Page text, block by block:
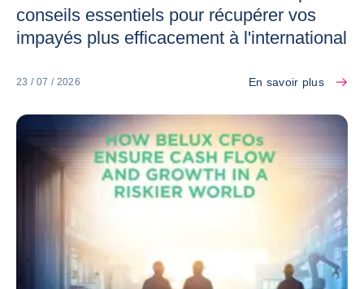
conseils essentiels pour récupérer vos
impayés plus efficacement à l'international
23 / 07 / 2026 En savoir plus